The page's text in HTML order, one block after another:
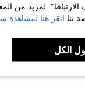
لمزيد من
بنا. انقر هنا لمشاهدة
الكل